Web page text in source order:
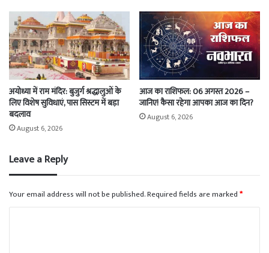
अयोध्या में राम मंदिर: बुजुर्ग श्रद्धालुओं के
लिए विशेष सुविधाएं, पास सिस्टम में बड़ा
बदलाव
August 6, 2026
आज का राशिफल: 06 अगस्त 2026 –
जानिए! कैसा रहेगा आपका आज का दिन?
August 6, 2026
Leave a Reply
Your email address will not be published.Required fields are marked*